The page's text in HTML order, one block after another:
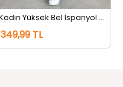
Kadın Yüksek Bel İspanyol Paça Tayt Füme
349,99 TL